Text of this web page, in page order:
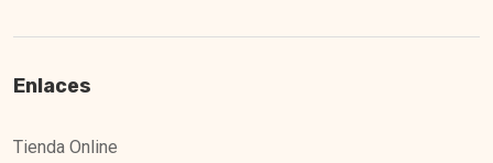
Enlaces
Tienda Online